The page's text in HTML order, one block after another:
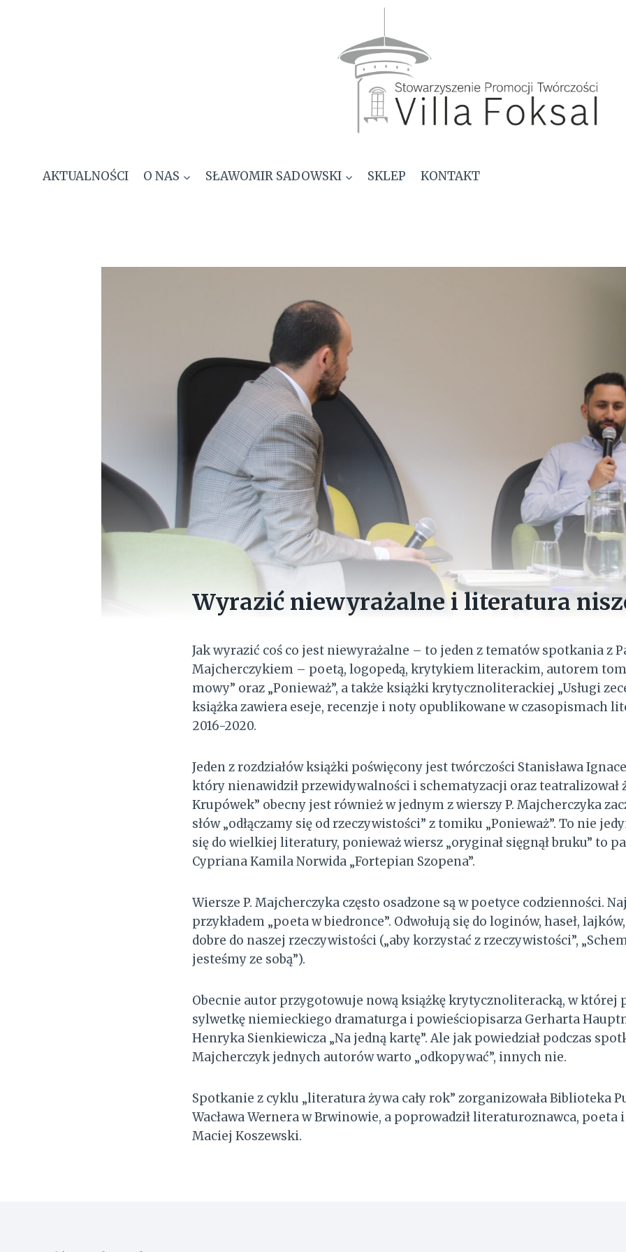
AKTUALNOŚCI O NAS SŁAWOMIR SADOWSKI SKLEP KONTAKT
Wyrazić niewyrażalne i literatura
Jak wyrazić coś co jest niewyrażalne – to jeden z tematów spotkania z
Majcherczykiem – poetą, logopedą, krytykiem literackim, autorem
mowy” oraz „Ponieważ”, a także książki krytycznoliterackiej „Usługi
książka zawiera eseje, recenzje i noty opublikowane w czasopismach
2016-2020.
Jeden z rozdziałów książki poświęcony jest twórczości Stanisława
który nienawidził przewidywalności i schematyzacji oraz teatralizował
Krupówek” obecny jest również w jednym z wierszy P. Majcherczyka
słów „odłączamy się od rzeczywistości” z tomiku „Ponieważ”. To nie
się do wielkiej literatury, ponieważ wiersz „oryginał sięgnął bruku” to
Cypriana Kamila Norwida „Fortepian Szopena”.
Wiersze P. Majcherczyka często osadzone są w poetyce codzienności.
przykładem „poeta w biedronce”. Odwołują się do loginów, haseł,
dobre do naszej rzeczywistości („aby korzystać z rzeczywistości”,
jesteśmy ze sobą”).
Obecnie autor przygotowuje nową książkę krytycznoliteracką, w której
sylwetkę niemieckiego dramaturga i powieściopisarza Gerharta
Henryka Sienkiewicza „Na jedną kartę”. Ale jak powiedział podczas
Majcherczyk jednych autorów warto „odkopywać”, innych nie.
Spotkanie z cyklu „literatura żywa cały rok” zorganizowała Biblioteka
Wacława Wernera w Brwinowie, a poprowadził literaturoznawca,
Maciej Koszewski.